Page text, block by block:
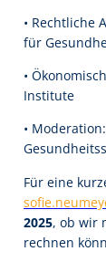
• Rechtliche
für
•
Institute
• Moderation:
Für eine
2025, ob wir
rechnen